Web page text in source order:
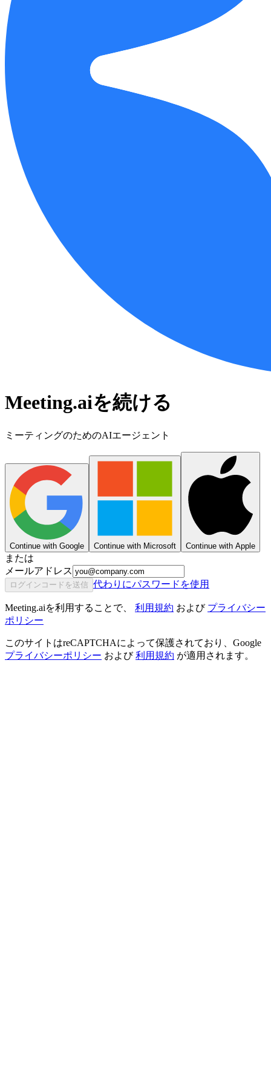
Meeting.aiを続ける
ミーティングのためのAIエージェント
Continue with Google Continue with Microsoft Continue with Apple
または
メールアドレス
ログインコードを送信 代わりにパスワードを使用
Meeting.aiを利用することで、 利用規約 および プライバシー
ポリシー
このサイトはreCAPTCHAによって保護されており、Google
プライバシーポリシー および利用規約 が適用されます。